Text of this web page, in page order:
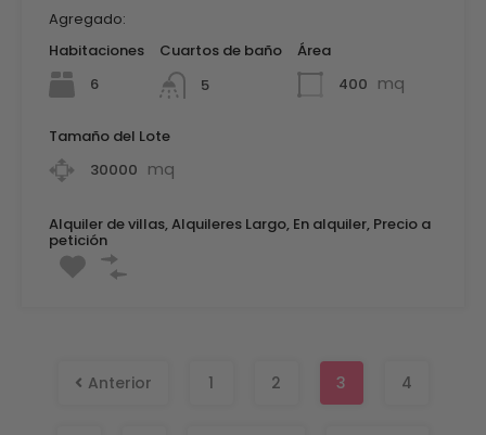
Agregado:
Habitaciones
6
Cuartos de baño
5
Área
400 mq
Tamaño del Lote
30000 mq
Alquiler de villas, Alquileres Largo, En alquiler, Precio a
petición
Anterior 1 2 3 4